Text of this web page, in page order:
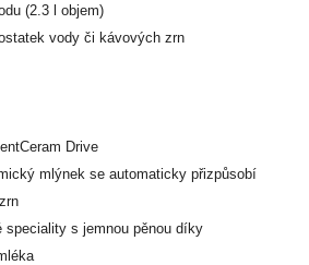
(2.3 l objem)
vody či kávových zrn
Drive
mlýnek se automaticky přizpůsobí
speciality s jemnou pěnou díky